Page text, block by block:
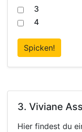
3
4
Spicken!
3. Viviane
Hier findest du